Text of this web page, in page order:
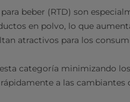
beber (RTD) son
en polvo, lo que
atractivos para los
categoría minimizando
a las